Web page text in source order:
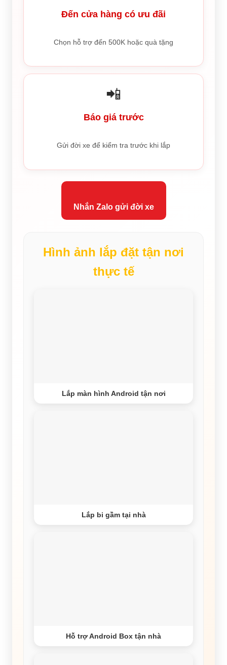
Đến cửa hàng có ưu đãi
Chọn hỗ trợ đến 500K hoặc quà tặng
📲
Báo giá trước
Gửi đời xe để kiểm tra trước khi lắp
Nhắn Zalo gửi đời xe
Hình ảnh lắp đặt tận nơi
thực tế
Lắp màn hình Android tận nơi
Lắp bi gầm tại nhà
Hỗ trợ Android Box tận nhà